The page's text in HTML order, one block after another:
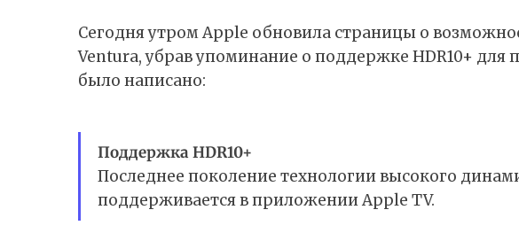
Сегодня утром Apple обновила страницы о
Ventura, убрав упоминание о поддержке HDR10+ для
было написано:
Поддержка HDR10+
Последнее поколение технологии высокого
поддерживается в приложении Apple TV.